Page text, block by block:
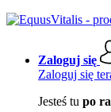
Zaloguj się
Zaloguj się
Jesteś tu po